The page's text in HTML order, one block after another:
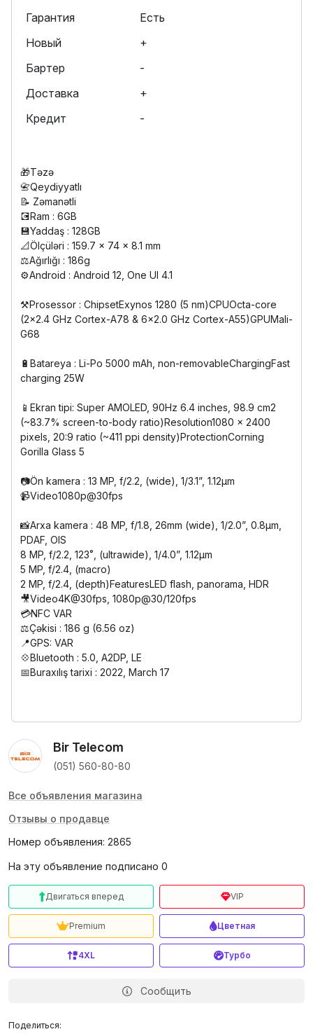
Гарантия
Есть
Новый
+
Бартер
-
Доставка
+
Кредит
-
🎁Təzə
📇Qeydiyyatlı
📝 Zəmanətli
💽Ram : 6GB
💾Yaddaş : 128GB
📐Ölçüləri : 159.7 x 74 x 8.1 mm
⚖️Ağırlığı : 186g
⚙️Android : Android 12, One UI 4.1
⚒Prosessor : ChipsetExynos 1280 (5 nm)CPUOcta-core
(2x2.4 GHz Cortex-A78 & 6x2.0 GHz Cortex-A55)GPUMali-
G68
🔋Batareya : Li-Po 5000 mAh, non-removableChargingFast
charging 25W
📱Ekran tipi: Super AMOLED, 90Hz 6.4 inches, 98.9 cm2
(~83.7% screen-to-body ratio)Resolution1080 x 2400
pixels, 20:9 ratio (~411 ppi density)ProtectionCorning
Gorilla Glass 5
📷Ön kamera : 13 MP, f/2.2, (wide), 1/3.1”, 1.12µm
📹Video1080p@30fps
📸Arxa kamera : 48 MP, f/1.8, 26mm (wide), 1/2.0”, 0.8µm,
PDAF, OIS
8 MP, f/2.2, 123˚, (ultrawide), 1/4.0”, 1.12µm
5 MP, f/2.4, (macro)
2 MP, f/2.4, (depth)FeaturesLED flash, panorama, HDR
🎥Video4K@30fps, 1080p@30/120fps
💳NFC VAR
⚖️Çəkisi : 186 g (6.56 oz)
📍GPS: VAR
💠Bluetooth : 5.0, A2DP, LE
📅Buraxılış tarixi : 2022, March 17
Bir Telecom
(051) 560-80-80
Все объявления магазина
Отзывы о продавце
Номер объявления: 2865
На эту объявление подписано 0
Поделиться:
Двигаться вперед VIP
Premium Цветная
4XL Турбо
Сообщить